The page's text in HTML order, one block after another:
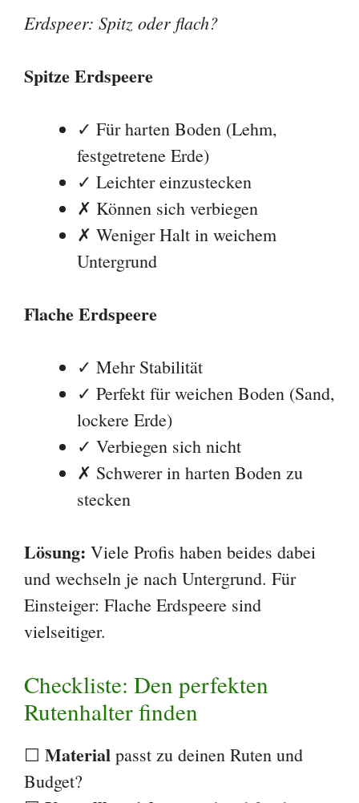
✗ Können sich verbiegen
✗ Weniger Halt in weichem
Untergrund
Flache Erdspeere
✓ Mehr Stabilität
✓ Perfekt für weichen Boden (Sand,
lockere Erde)
✓ Verbiegen sich nicht
✗ Schwerer in harten Boden zu
stecken
Viele Profis haben beides dabei
und wechseln je nach Untergrund. Für
Einsteiger: Flache Erdspeere sind
vielseitiger.
Checkliste: Den perfekten
Rutenhalter finden
☐Materialpasst zu deinen Ruten und
Budget?
☐Verstellbereichausreichend für deine
Gewässer?
Transportweg?
☐Gewindeist Standard 3/4 Zoll?
☐ Erdspeer
geeignet für deine typischen
Untergründe?
☐ Kopfteile separat erhältlich oder im Set?